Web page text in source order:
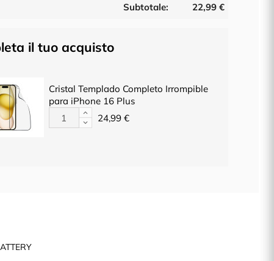
Subtotale: 22,99 €
il tuo acquisto
Cristal Templado Completo Irrompible
para iPhone 16 Plus
24,99 €